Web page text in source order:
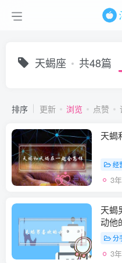
天蝎座 共48篇
排序 更新 浏览 点赞
天蝎
经
3
天蝎男
动他
分
3